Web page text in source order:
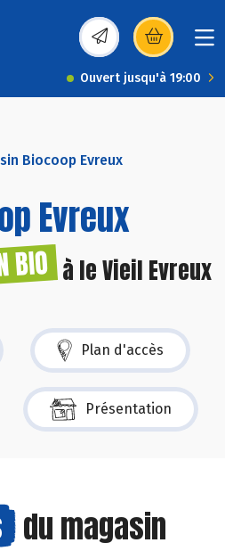
(s’ouvre dans une
Ouvert jusqu'à 19:00
Biocoop Evreux
Evreux
BIO à le Vieil Evreux
Plan d'accès
Présentation
du magasin